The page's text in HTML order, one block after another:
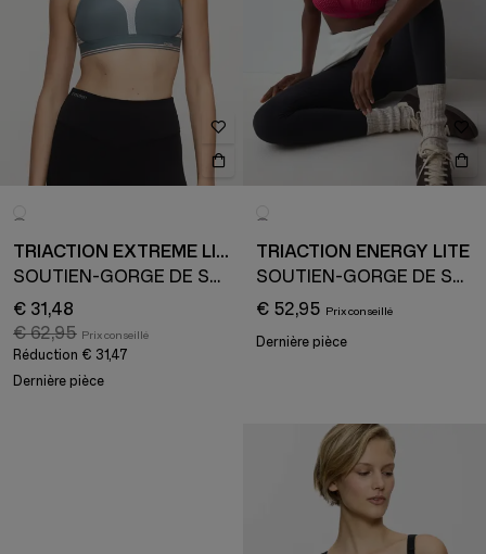
TRIACTION EXTREME LITE
SOUTIEN-GORGE DE SPORT
€ 31,48
€ 62,95
Réduction € 31,47
Dernière pièce
TRIACTION ENERGY LITE
SOUTIEN-GORGE DE SPORT
€ 52,95
Dernière pièce